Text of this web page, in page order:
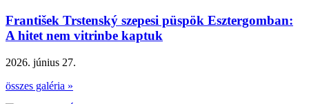
František Trstenský szepesi püspök Esztergomban:
A hitet nem vitrinbe kaptuk
2026. június 27.
összes galéria »